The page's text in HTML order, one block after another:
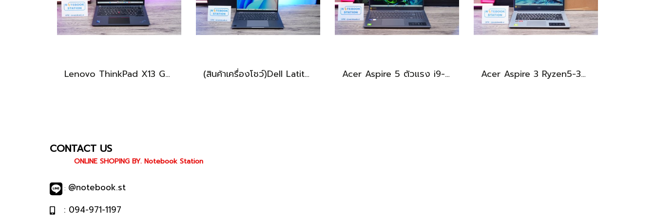
Lenovo ThinkPad X13 Gen3 จอทัชกรีนได้ i7-1270P Ram32 SSD512GB จอ13.3 นิ้ว FHD+ 60Hz สเปคดี ทำงานลื่นไหล เครื่องเล็กกะทักรัด พกพาสะดวก ราคา 24,990.-เท่านั้น (สินค้าเครื่องโชว์)Dell Latitude 7450 2-in-1 ทัชกรีนหมุนจอได้ Ultra7-155U RAM16 SSD512GB จอ14 FHD+ สเปคสูง ทำงานเก่ง มีไฟใต้คีย์บอร์ด เครื่องสวยบางเบา ประกันศูนย์2029 ลดราคาพิเศษจากปกติ 38,990 .- ลดเหลือ 36,990.- Acer Aspire 5 ตัวแรง i9-13900H Ram16 512GB M.2 จอ15.6นิ้ว FHD IPS สเปคสูงทำงานเก่ง ดีไซน์สวยเรียบหรูดูทันสมัย เครื่องพร้อมใช้งานในราคาสุดคุ้มเพียง 19,990.-เท่านั้น Acer Aspire 3 Ryzen5-3500U Ram8 512GB M.2 จอ 14นิ้ว FHD สเปคทำงานทั่วไป เบาบางพกพาสะดวก อุปกรณ์ครบกล่องเครื่องพร้อมใช้งานเพียง 7,490.-เท่านั้น
CONTACT US
ONLINE SHOPING BY. Notebook Station
: @notebook.st
: 094-971-1197